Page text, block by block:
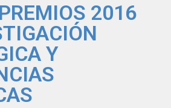
2016
Y